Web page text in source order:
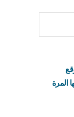
المرة